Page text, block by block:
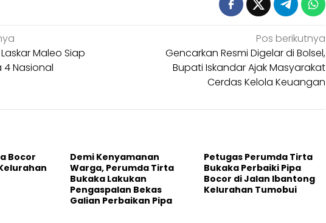
Maleo Siap
4 Nasional
Pos berikutnya
Gencarkan Resmi Digelar di Bolsel,
Bupati Iskandar Ajak Masyarakat
Cerdas Kelola Keuangan
Bocor
Demi Kenyamanan
Warga, Perumda Tirta
Bukaka Lakukan
Pengaspalan Bekas
Galian Perbaikan Pipa
Petugas Perumda Tirta
Bukaka Perbaiki Pipa
Bocor di Jalan Ibantong
Kelurahan Tumobui